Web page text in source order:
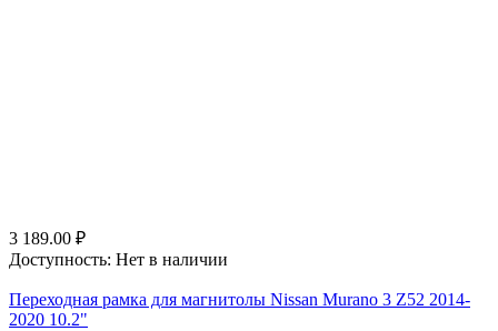
3 189.00 ₽
Доступность: Нет в наличии
Переходная рамка для магнитолы Nissan Murano 3 Z52 2014-
2020 10.2"